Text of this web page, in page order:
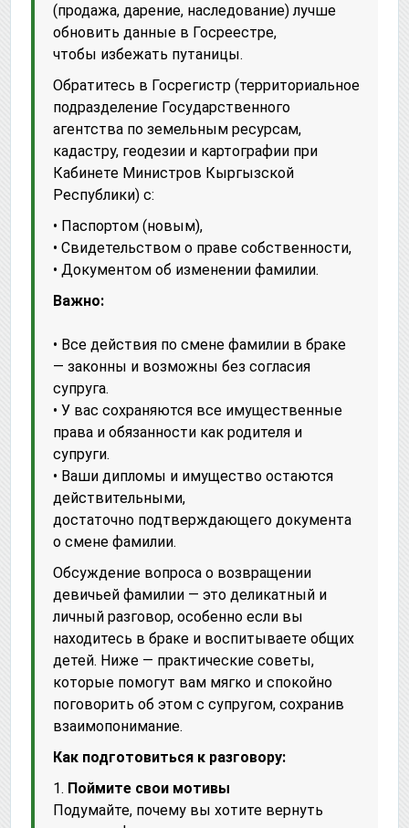
(продажа, дарение, наследование) лучше
обновить данные в Госреестре,
чтобы избежать путаницы.
Обратитесь в Госрегистр (территориальное
подразделение Государственного
агентства по земельным ресурсам,
кадастру, геодезии и картографии при
Кабинете Министров Кыргызской
Республики) с:
• Паспортом (новым),
• Свидетельством о праве собственности,
• Документом об изменении фамилии.
Важно:
• Все действия по смене фамилии в браке
— законны и возможны без согласия
супруга.
• У вас сохраняются все имущественные
права и обязанности как родителя и
супруги.
• Ваши дипломы и имущество остаются
действительными,
достаточно подтверждающего документа
о смене фамилии.
Обсуждение вопроса о возвращении
девичьей фамилии — это деликатный и
личный разговор, особенно если вы
находитесь в браке и воспитываете общих
детей. Ниже — практические советы,
которые помогут вам мягко и спокойно
поговорить об этом с супругом, сохранив
взаимопонимание.
Как подготовиться к разговору:
1. Поймите свои мотивы
Подумайте, почему вы хотите вернуть